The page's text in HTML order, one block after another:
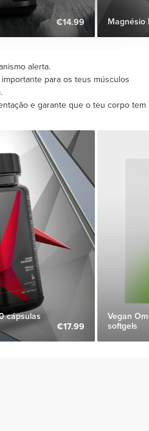
€14.99 Magnésio
alerta.
para os teus músculos
e garante que o teu corpo tem
cápsulas
€17.99
Vegan
softgels